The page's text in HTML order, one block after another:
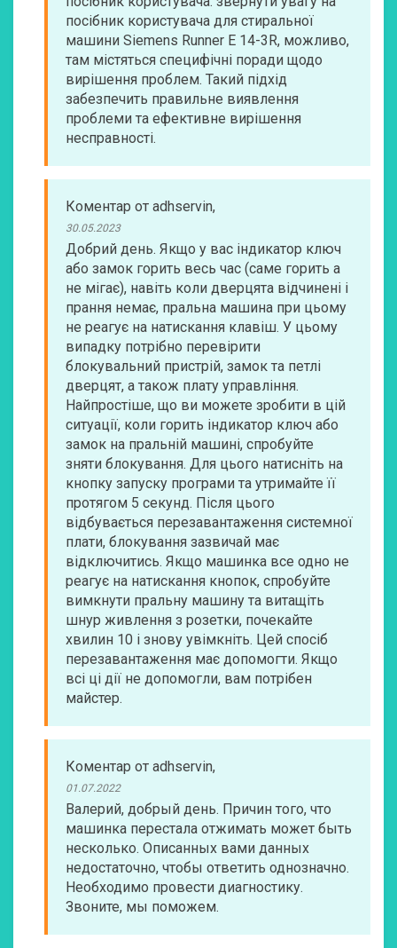
посібник користувача для стиральної
машини Siemens Runner E 14-3R, можливо,
там містяться специфічні поради щодо
вирішення проблем. Такий підхід
забезпечить правильне виявлення
проблеми та ефективне вирішення
несправності.
Коментар от adhservin,
30.05.2023
Добрий день. Якщо у вас індикатор ключ
або замок горить весь час (саме горить а
не мігає), навіть коли дверцята відчинені і
прання немає, пральна машина при цьому
не реагує на натискання клавіш. У цьому
випадку потрібно перевірити
блокувальний пристрій, замок та петлі
дверцят, а також плату управління.
Найпростіше, що ви можете зробити в цій
ситуації, коли горить індикатор ключ або
замок на пральній машині, спробуйте
зняти блокування. Для цього натисніть на
кнопку запуску програми та утримайте її
протягом 5 секунд. Після цього
відбувається перезавантаження системної
плати, блокування зазвичай має
відключитись. Якщо машинка все одно не
реагує на натискання кнопок, спробуйте
вимкнути пральну машину та витащіть
шнур живлення з розетки, почекайте
хвилин 10 і знову увімкніть. Цей спосіб
перезавантаження має допомогти. Якщо
всі ці дії не допомогли, вам потрібен
майстер.
Коментар от adhservin,
01.07.2022
Валерий, добрый день. Причин того, что
машинка перестала отжимать может быть
несколько. Описанных вами данных
недостаточно, чтобы ответить однозначно.
Необходимо провести диагностику.
Звоните, мы поможем.